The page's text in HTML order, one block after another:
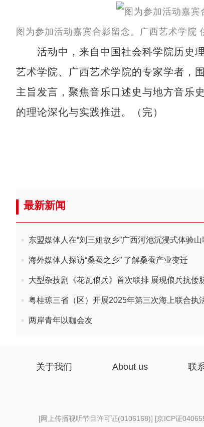
图为参加活动嘉宾合影留念。广西艺术学院
活动中，来自中国社会科学院历史理
艺术学院、广西艺术学院的专家学者，
主旨发言，聚焦音乐口述史与地方音乐
的理论深化与实践推进。（完）
最新新闻
东盟媒体人在“刘三姐故乡”广西河池沉浸式体验山
海外媒体人探访“桑蚕之乡” 了解桑蚕产业变迁
大型杂技剧《花瓦俍兵》首次联排 展现俍兵抗倭
粤桂琼三省（区）开展2025年第三次海上联合执
两岸青年以咖会友
关于我们 About us 联
[网上传播视听节目许可证(0106168)] [京ICP证